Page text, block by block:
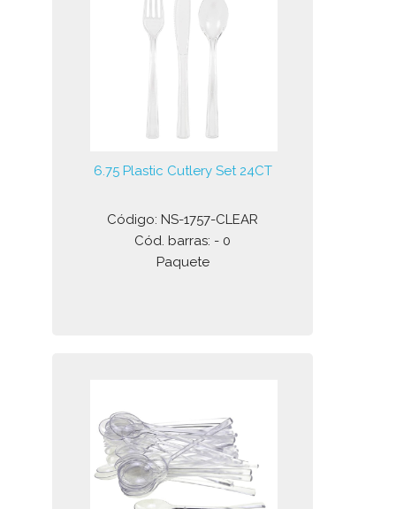
6.75 Plastic Cutlery Set 24CT
Código: NS-1757-CLEAR
Cód. barras: - 0
Paquete